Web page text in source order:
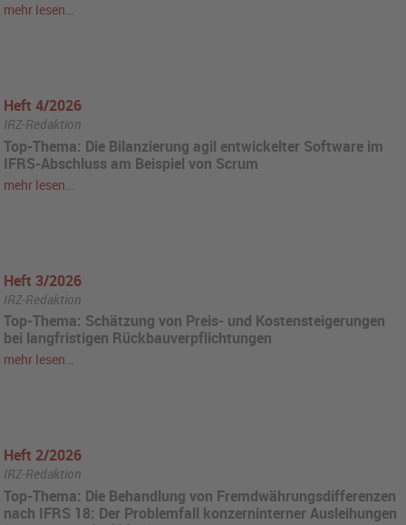
mehr lesen…
Heft 4/2026
IRZ-Redaktion
Top-Thema: Die Bilanzierung agil entwickelter Software im
IFRS-Abschluss am Beispiel von Scrum
mehr lesen…
Heft 3/2026
IRZ-Redaktion
Top-Thema: Schätzung von Preis- und Kostensteigerungen
bei langfristigen Rückbauverpflichtungen
mehr lesen…
Heft 2/2026
IRZ-Redaktion
Top-Thema: Die Behandlung von Fremdwährungsdifferenzen
nach IFRS 18: Der Problemfall konzerninterner Ausleihungen